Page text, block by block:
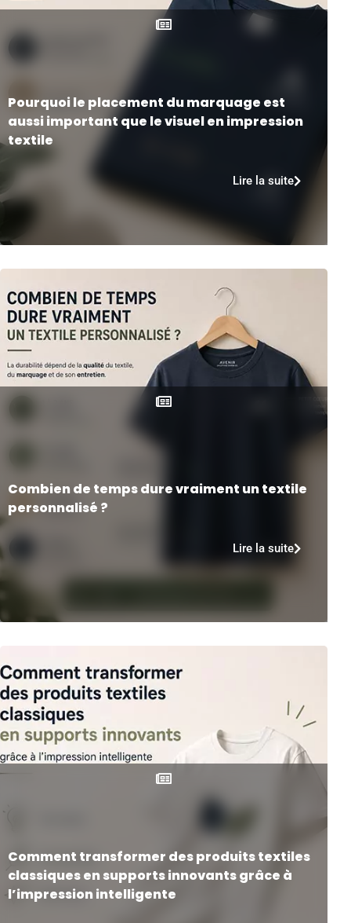
Pourquoi le placement du marquage est
aussi important que le visuel en impression
textile
Lire la suite
Combien de temps dure vraiment un textile
personnalisé ?
Lire la suite
Comment transformer des produits textiles
classiques en supports innovants grâce à
l’impression intelligente